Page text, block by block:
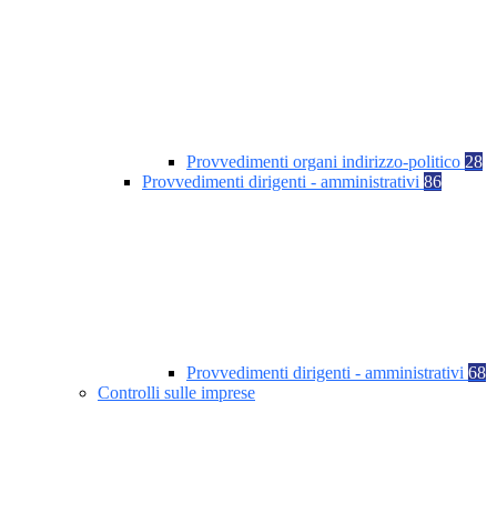
Provvedimenti organi indirizzo-politico 28
Provvedimenti dirigenti - amministrativi 86
Provvedimenti dirigenti - amministrativi 68
Controlli sulle imprese